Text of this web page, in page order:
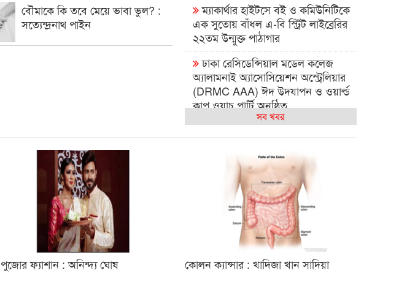
বৌমাকে কি তবে মেয়ে ভাবা ভুল? :
সত্যেন্দ্রনাথ পাইন
ম্যাকার্থার হাইটসে বই ও কমিউনিটিকে
এক সুতোয় বাঁধল এ-বি স্ট্রিট লাইব্রেরির
২২তম উন্মুক্ত পাঠাগার
ঢাকা রেসিডেন্সিয়াল মডেল কলেজ
অ্যালামনাই অ্যাসোসিয়েশন অস্ট্রেলিয়ার
(DRMC AAA) ঈদ উদযাপন ও ওয়ার্ল্ড
কাপ ওয়াচ পার্টি অনুষ্ঠিত
ঢাকা রেসিডেনসিয়াল মডেল কলেজ
(DRMC AAA) ঈদ উদযাপন এবং
বিশ্বকাপ ম্যাচ দেখার আসর ২০২৬
সিআরপি পরিদর্শনে অস্ট্রেলিয়াপ্রবাসী
কামাল পাশা, প্রতিবন্ধী সেবায় দুই দেশের
মধ্যে সহযোগিতা বাড়ানোর ওপর
বন্ধু – সাংস্কৃতিক বুদ্ধিমত্তার সামাজিক
সব খবর
পুজোর ফ্যাশান : অনিন্দ্য ঘোষ কোলন ক্যান্সার : খাদিজা খান সাদিয়া